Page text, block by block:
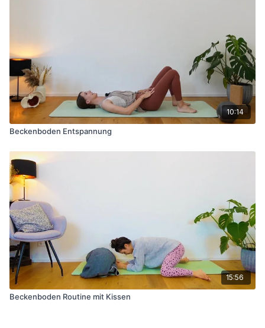
10:14
Beckenboden Entspannung
15:56
Beckenboden Routine mit Kissen